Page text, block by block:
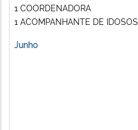
1 COORDENADORA
1 ACOMPANHANTE DE IDOSOS
Junho